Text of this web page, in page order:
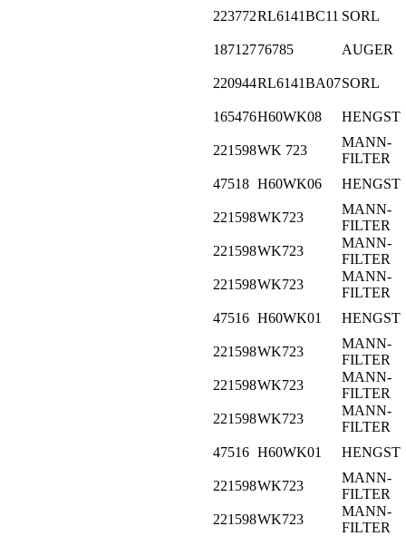
223772RL6141BC11 SORL
18712776785 AUGER
220944RL6141BA07SORL
165476H60WK08 HENGST
221598WK 723
MANN-
FILTER
47518 H60WK06 HENGST
221598WK723
MANN-
FILTER
221598WK723
MANN-
FILTER
221598WK723
MANN-
FILTER
47516 H60WK01 HENGST
221598WK723
MANN-
FILTER
221598WK723
MANN-
FILTER
221598WK723
MANN-
FILTER
47516 H60WK01 HENGST
221598WK723
MANN-
FILTER
221598WK723
MANN-
FILTER